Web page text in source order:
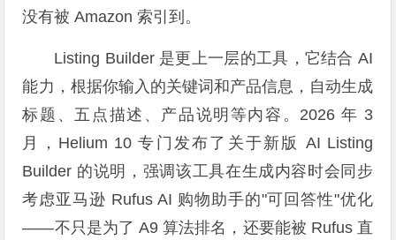
没有被 Amazon 索引到。
Listing Builder 是更上一层的工具，它结合 AI
能力，根据你输入的关键词和产品信息，自动生成
标题、五点描述、产品说明等内容。2026 年 3
月，Helium 10 专门发布了关于新版 AI Listing
Builder 的说明，强调该工具在生成内容时会同步
考虑亚马逊 Rufus AI 购物助手的"可回答性"优化
——不只是为了 A9 算法排名，还要能被 Rufus 直